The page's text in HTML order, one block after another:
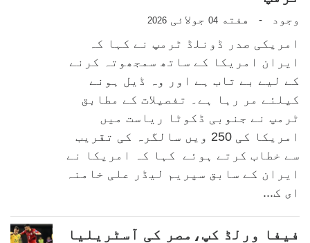
وجود - هفته 04 جولائی 2026
امریکی صدر ڈونلڈ ٹرمپ نے کہا کہ
ایران امریکا کے ساتھ سمجھوتہ کرنے
کے لیے بے تاب ہے اور وہ ڈیل ہونے
کیلئے مر رہا ہے۔ تفصیلات کے مطابق
ٹرمپ نے جنوبی ڈکوٹا ریاست میں
امریکا کی 250 ویں سالگرہ کی تقریب
سے خطاب کرتے ہوئے کہا کہ امریکا نے
ایران کے سابق سپریم لیڈر علی خامنہ
ای ک...
فیفا ورلڈ کپ،مصر کی آسٹریلیا